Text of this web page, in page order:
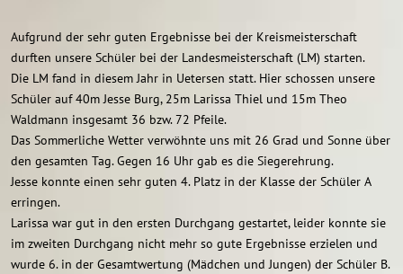
Aufgrund der sehr guten Ergebnisse bei der Kreismeisterschaft
durften unsere Schüler bei der Landesmeisterschaft (LM) starten.
Die LM fand in diesem Jahr in Uetersen statt. Hier schossen unsere
Schüler auf 40m Jesse Burg, 25m Larissa Thiel und 15m Theo
Waldmann insgesamt 36 bzw. 72 Pfeile.
Das Sommerliche Wetter verwöhnte uns mit 26 Grad und Sonne über
den gesamten Tag. Gegen 16 Uhr gab es die Siegerehrung.
Jesse konnte einen sehr guten 4. Platz in der Klasse der Schüler A
erringen.
Larissa war gut in den ersten Durchgang gestartet, leider konnte sie
im zweiten Durchgang nicht mehr so gute Ergebnisse erzielen und
wurde 6. in der Gesamtwertung (Mädchen und Jungen) der Schüler B.